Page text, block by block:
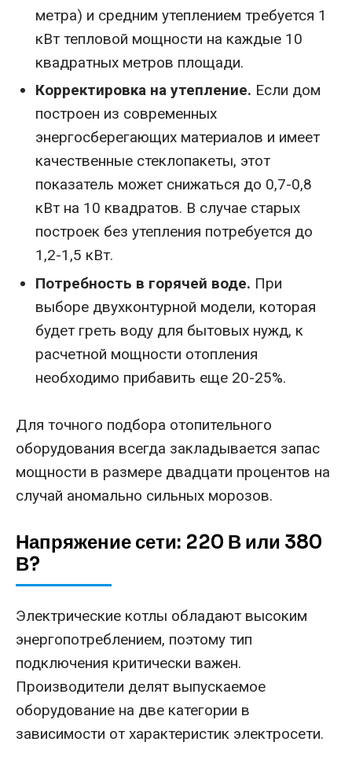
метра) и средним утеплением требуется 1
кВт тепловой мощности на каждые 10
квадратных метров площади.
Корректировка на утепление. Если дом
построен из современных
энергосберегающих материалов и имеет
качественные стеклопакеты, этот
показатель может снижаться до 0,7-0,8
кВт на 10 квадратов. В случае старых
построек без утепления потребуется до
1,2-1,5 кВт.
Потребность в горячей воде. При
выборе двухконтурной модели, которая
будет греть воду для бытовых нужд, к
расчетной мощности отопления
необходимо прибавить еще 20-25%.
Для точного подбора отопительного
оборудования всегда закладывается запас
мощности в размере двадцати процентов на
случай аномально сильных морозов.
Напряжение сети: 220 В или 380
В?
Электрические котлы обладают высоким
энергопотреблением, поэтому тип
подключения критически важен.
Производители делят выпускаемое
оборудование на две категории в
зависимости от характеристик электросети.